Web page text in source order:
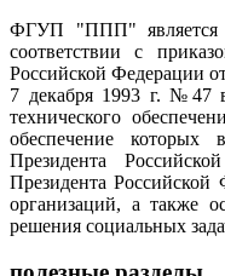
ФГУП "ППП" является
соответствии с
Российской Федерации
7 декабря 1993 г. №47
технического
обеспечение которых
Президента
Президента
организаций, а также
решения социальных